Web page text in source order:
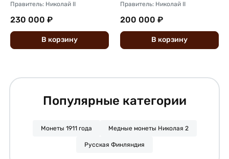
Правитель: Николай II
230 000 ₽
В корзину
Правитель: Николай II
200 000 ₽
В корзину
Популярные категории
Монеты 1911 года Медные монеты Николая 2
Русская Финляндия